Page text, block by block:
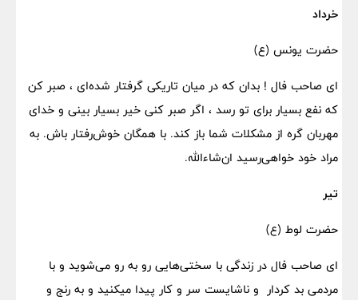
خرداد
حضرت یونس (ع)
ای صاحب فال ! بدان که در میان تاریکی گرفتار شده‌ای ، صبر کن
که نفع بسیار برای تو رسد ، اگر صبر کنی خیر بسیار بینی و خدای
مهربان گره از مشکلات شما باز کند. با همگان خوش‌رفتار باش. به
مراد خود خواهی‌رسید ان‌شاء‌الله.
تیر
حضرت لوط (ع)
ای صاحب فال در زندگی با سختی‌هایی رو به رو می‌شوید و با
مردمی بد کردار و ناشایست سر و کار پیدا میکنید و به رنج و